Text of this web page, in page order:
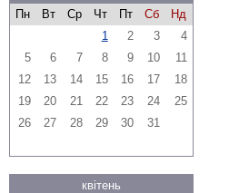
Пн Вт Ср Чт Пт Сб
Нд
1
2 3
4
5
6 7 8 9 10
11
12
13 14 15 16 17
18
19
20 21 22 23 24
25
26
27 28 29 30 31
квітень